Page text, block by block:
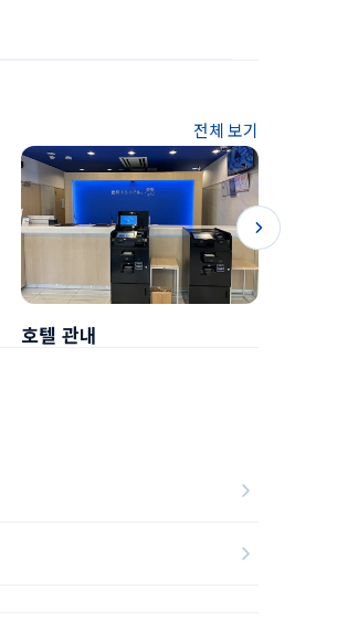
전체 보기
호텔 관내